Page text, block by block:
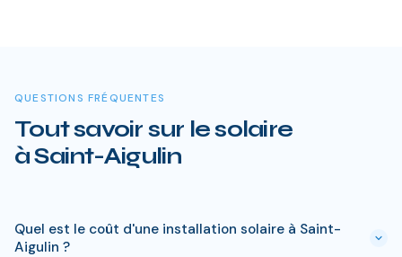
QUESTIONS FRÉQUENTES
Tout savoir sur le solaire
à Saint-Aigulin
Quel est le coût d'une installation solaire à Saint-
Aigulin ?